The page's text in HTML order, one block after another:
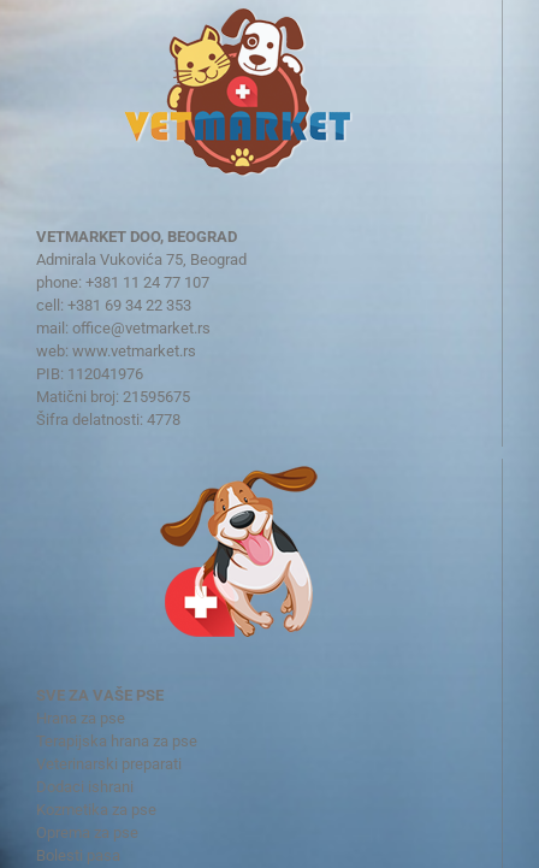
VETMARKET DOO, BEOGRAD
Admirala Vukovića 75, Beograd
phone: +381 11 24 77 107
cell: +381 69 34 22 353
mail: office@vetmarket.rs
web: www.vetmarket.rs
PIB: 112041976
Matični broj: 21595675
Šifra delatnosti: 4778
SVE ZA VAŠE PSE
Hrana za pse
Terapijska hrana za pse
Veterinarski preparati
Dodaci ishrani
Kozmetika za pse
Oprema za pse
Bolesti pasa